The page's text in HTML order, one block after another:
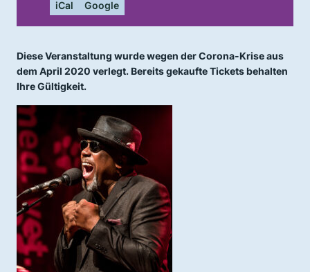
iCal Google
Diese Veranstaltung wurde wegen der Corona-Krise aus
dem April 2020 verlegt. Bereits gekaufte Tickets behalten
Ihre Gültigkeit.